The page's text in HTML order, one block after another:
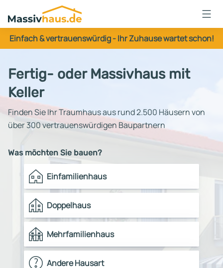
Massivhaus
Logo
Anmelden
Einfach & vertrauenswürdig - Ihr Zuhause wartet schon!
Fertig- oder Massivhaus mit
Keller
Finden Sie Ihr Traumhaus aus rund 2.500 Häusern von
über 300 vertrauenswürdigen Baupartnern
Was möchten Sie bauen?
Einfamilienhaus
Doppelhaus
Mehrfamilienhaus
Andere Hausart